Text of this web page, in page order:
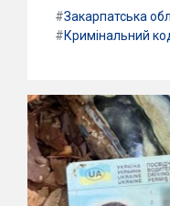
#Закарпатська
#Кримінальний